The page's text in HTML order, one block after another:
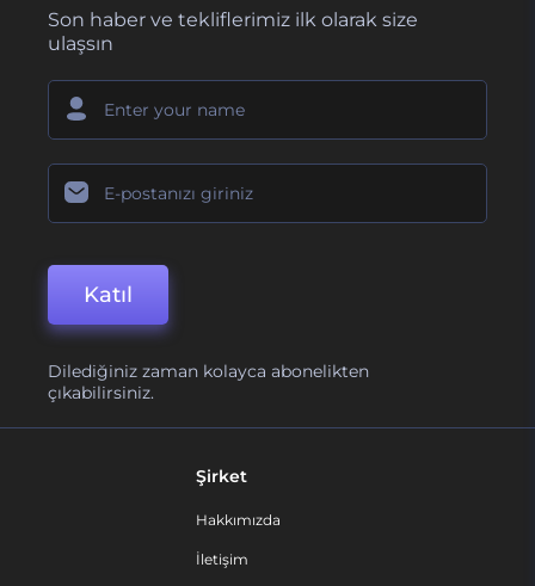
Son haber ve tekliflerimiz ilk olarak size
ulaşsın
Katıl
Dilediğiniz zaman kolayca abonelikten
çıkabilirsiniz.
Şirket
Hakkımızda
İletişim